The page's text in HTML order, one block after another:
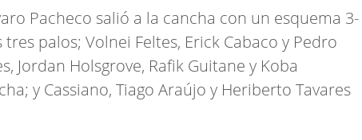
Pacheco salió a la cancha con un esquema 3-
palos; Volnei Feltes, Erick Cabaco y Pedro
Jordan Holsgrove, Rafik Guitane y Koba
y Cassiano, Tiago Araújo y Heriberto Tavares